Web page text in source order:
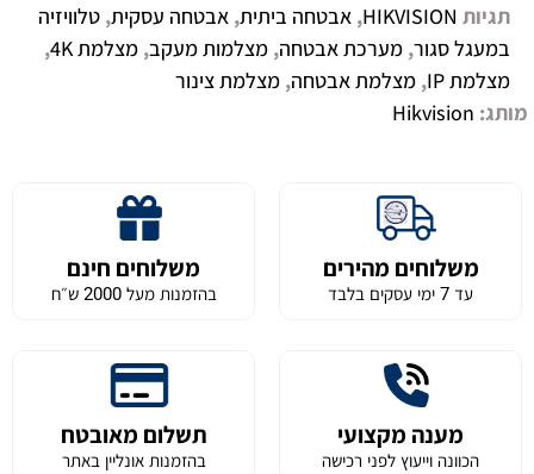
תגיות HIKVISION
, אבטחה ביתית, אבטחה עסקית, טלוויזיה
במעגל סגור, מערכת אבטחה, מצלמות מעקב, מצלמת 4K
,
מצלמת IP
, מצלמת אבטחה, מצלמת צינור
מותג: Hikvision
משלוחים מהירים
עד 7 ימי עסקים בלבד
משלוחים חינם
בהזמנות מעל 2000 ש״ח
מענה מקצועי
הכוונה וייעוץ לפני רכישה
תשלום מאובטח
בהזמנות אונליין באתר